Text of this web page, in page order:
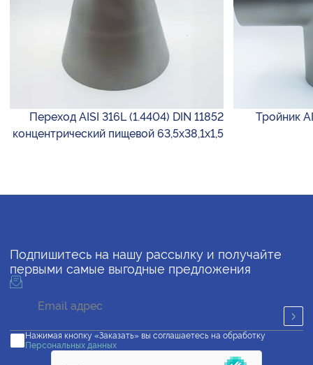
Переход AISI 316L (1.4404) DIN 11852
концентрический пищевой 63,5х38,1х1,5
Тройник
Подпишитесь на нашу рассылку и получайте
первыми самые выгодные предложения
Нажимая кнопку «Заказать» вы соглашаетесь на обработку
Персональных данных